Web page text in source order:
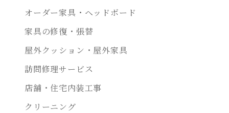
オーダー家具・ヘッドボード
家具の修復・張替
屋外クッション・屋外家具
訪問修理サービス
店舗・住宅内装工事
クリーニング